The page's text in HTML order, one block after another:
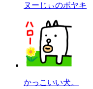
ヌーじぃのボヤキ
かっこいい犬。